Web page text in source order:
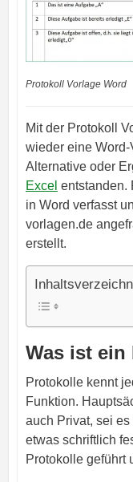
Protokoll Vorlage Word
Mit der Protokoll
wieder eine
Alternative oder
Excel entstanden.
in Word verfasst
vorlagen.de
erstellt.
Was ist
Protokolle kennt
Funktion.
auch Privat, sei
etwas schriftlich
Protokolle geführt